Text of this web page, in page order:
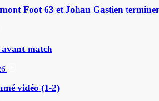
Foot 63 et Johan Gastien
match
vidéo (1-2)